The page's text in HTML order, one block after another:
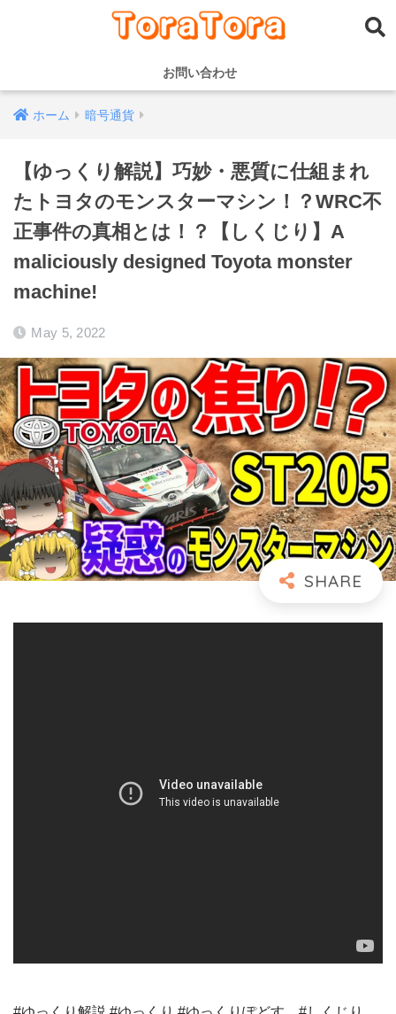
お問い合わせ
ホーム 暗号通貨
【ゆっくり解説】巧妙・悪質に仕組まれ
たトヨタのモンスターマシン！？WRC不
正事件の真相とは！？【しくじり】A
maliciously designed Toyota monster
machine!
May 5, 2022